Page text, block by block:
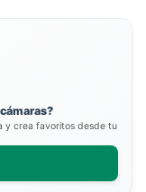
y crea favoritos desde tu